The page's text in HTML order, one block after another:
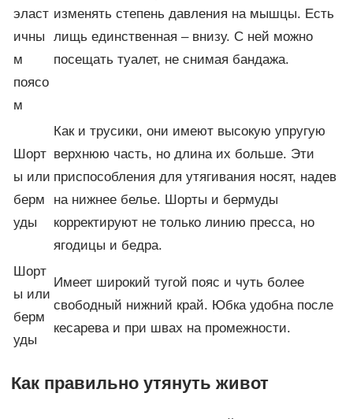
эласт
ичны
м
поясо
м
изменять степень давления на мышцы. Есть
лищь единственная – внизу. С ней можно
посещать туалет, не снимая бандажа.
Шорт
ы или
берм
уды
Как и трусики, они имеют высокую упругую
верхнюю часть, но длина их больше. Эти
приспособления для утягивания носят, надев
на нижнее белье. Шорты и бермуды
корректируют не только линию пресса, но
ягодицы и бедра.
Шорт
ы или
берм
уды
Имеет широкий тугой пояс и чуть более
свободный нижний край. Юбка удобна после
кесарева и при швах на промежности.
Как правильно утянуть живот